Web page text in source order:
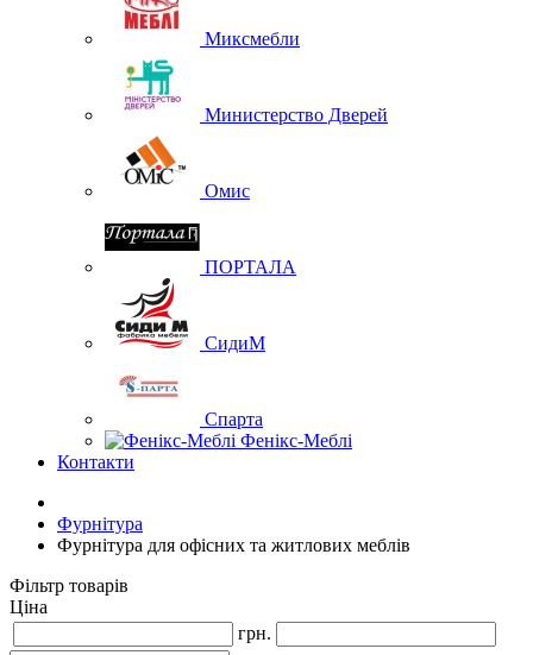
Миксмебли
Министерство Дверей
Омис
ПОРТАЛА
СидиМ
Спарта
Фенікс-Меблі
Контакти
Фурнітура
Фурнітура для офісних та житлових меблів
Фільтр товарів
Ціна
грн.